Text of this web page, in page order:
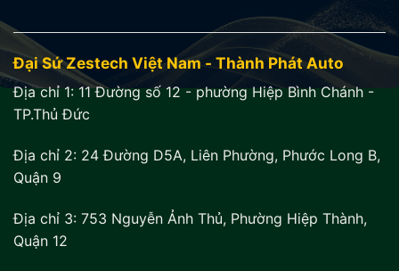
Đại Sứ Zestech Việt Nam - Thành Phát Auto
Địa chỉ 1: 11 Đường số 12 - phường Hiệp Bình Chánh -
TP.Thủ Đức
Địa chỉ 2: 24 Đường D5A, Liên Phường, Phước Long B,
Quận 9
Địa chỉ 3: 753 Nguyễn Ảnh Thủ, Phường Hiệp Thành,
Quận 12